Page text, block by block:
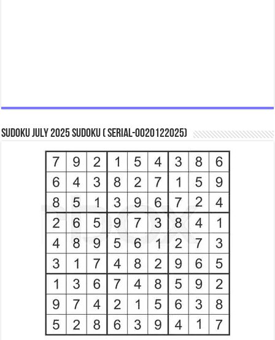
Sudoku July 2025 Sudoku ( Serial-0020122025)